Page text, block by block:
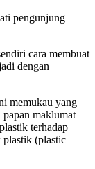
pengunjung
cara membuat
dengan
memukau yang
papan maklumat
terhadap
plastik (plastic